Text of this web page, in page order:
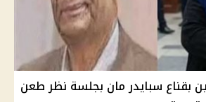
بقناع سبايدر مان بجلسة نظر طعن